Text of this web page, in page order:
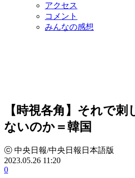
アクセス
コメント
みんなの感想
【時視各角】それで
ないのか＝韓国
ⓒ 中央日報/中央日報日本語版
2023.05.26 11:20
0